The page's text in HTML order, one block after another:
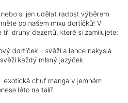
si jen udělat radost výběrem
po našem mixu dortíčků! V
tři druhy dezertů, které si zamilujete:
dortíček – svěží a lehce nakyslá
každý mlsný jazýček
exotická chuť manga v jemném
léto na talíř